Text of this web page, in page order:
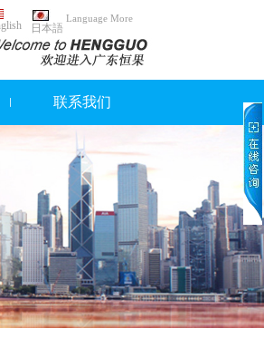
日本語
Language More
联系我们